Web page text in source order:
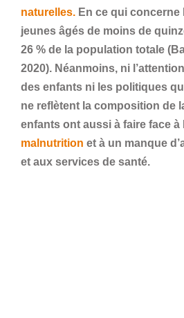
naturelles. En ce qui concerne
jeunes âgés de moins de
26 % de la population totale
2020). Néanmoins, ni
des enfants ni les politiques
ne reflètent la composition de
enfants ont aussi à faire face à
malnutrition et à un manque
et aux services de santé.